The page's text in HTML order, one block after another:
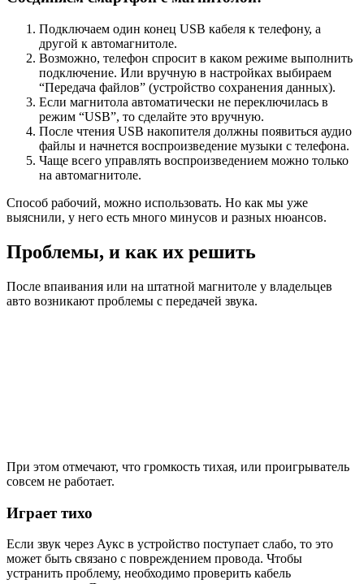
Подключаем один конец USB кабеля к телефону, а
другой к автомагнитоле.
Возможно, телефон спросит в каком режиме выполнить
подключение. Или вручную в настройках выбираем
“Передача файлов” (устройство сохранения данных).
Если магнитола автоматически не переключилась в
режим “USB”, то сделайте это вручную.
После чтения USB накопителя должны появиться аудио
файлы и начнется воспроизведение музыки с телефона.
Чаще всего управлять воспроизведением можно только
на автомагнитоле.
Способ рабочий, можно использовать. Но как мы уже
выяснили, у него есть много минусов и разных нюансов.
Проблемы, и как их решить
После впаивания или на штатной магнитоле у владельцев
авто возникают проблемы с передачей звука.
При этом отмечают, что громкость тихая, или проигрыватель
совсем не работает.
Играет тихо
Если звук через Аукс в устройство поступает слабо, то это
может быть связано с повреждением провода. Чтобы
устранить проблему, необходимо проверить кабель